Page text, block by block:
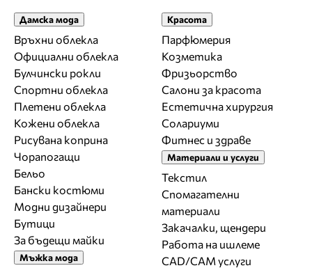
Дамска мода
Връхни облекла
Официални облекла
Булчински рокли
Спортни облекла
Плетени облекла
Кожени облекла
Рисувана коприна
Чорапогащи
Бельо
Бански костюми
Модни дизайнери
Бутици
За бъдещи майки
Мъжка мода
Красота
Парфюмерия
Козметика
Фризьорство
Салони за красота
Естетична хирургия
Солариуми
Фитнес и здраве
Материали и услуги
Текстил
Спомагателни
материали
Закачалки, щендери
Работа на ишлеме
CAD/CAM услуги